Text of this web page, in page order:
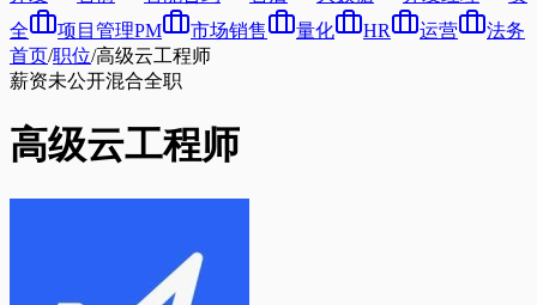
全
项目管理PM 市场销售 量化 HR 运营
法务
首页/职位/高级云工程师
薪资未公开混合全职
高级云工程师